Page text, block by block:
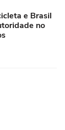
e Brasil
no